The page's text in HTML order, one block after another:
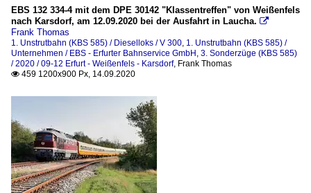
EBS 132 334-4 mit dem DPE 30142 "Klassentreffen" von Weißenfels
nach Karsdorf, am 12.09.2020 bei der Ausfahrt in Laucha. 
Frank Thomas
1. Unstrutbahn (KBS 585) / Dieselloks / V 300 1. Unstrutbahn (KBS 585) /
Unternehmen / EBS - Erfurter Bahnservice GmbH 3. Sonderzüge (KBS 585)
/ 2020 / 09-12 Erfurt - Weißenfels - Karsdorf, Frank Thomas
 459 1200x900 Px, 14.09.2020